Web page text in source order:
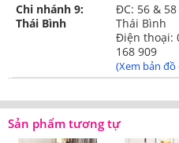
Chi nhánh 9:
Thái Bình
ĐC: 56 &
Thái Bình
Điện thoại:
168 909
(Xem bản
Sản phẩm tương tự